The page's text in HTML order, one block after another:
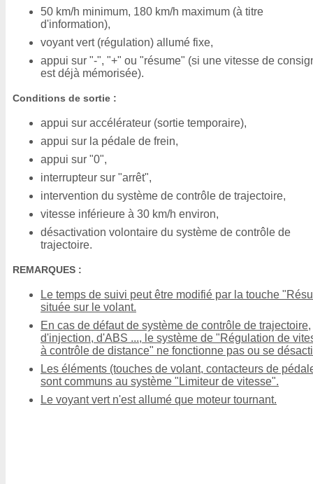
50 km/h minimum, 180 km/h maximum (à titre
d'information),
voyant vert (régulation) allumé fixe,
appui sur "-", "+" ou "résume" (si une vitesse de
est déjà mémorisée).
Conditions de sortie :
appui sur accélérateur (sortie temporaire),
appui sur la pédale de frein,
appui sur "0",
interrupteur sur "arrêt",
intervention du système de contrôle de trajectoire,
vitesse inférieure à 30 km/h environ,
désactivation volontaire du système de contrôle de
trajectoire.
REMARQUES :
Le temps de suivi peut être modifié par la touche
située sur le volant.
En cas de défaut de système de contrôle de trajectoire,
d'injection, d'ABS ..., le système de "Régulation de
à contrôle de distance" ne fonctionne pas ou se
Les éléments (touches de volant, contacteurs de
sont communs au système "Limiteur de vitesse".
Le voyant vert n'est allumé que moteur tournant.